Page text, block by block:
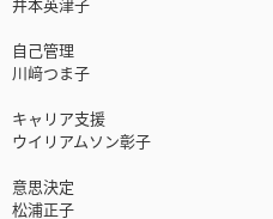
自己管理
川﨑つま子
キャリア支援
ウイリアムソン彰子
意思決定
松浦正子